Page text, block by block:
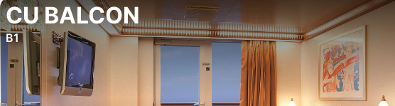
CU BALCON
B1